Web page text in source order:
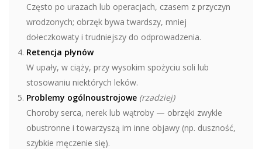
Często po urazach lub operacjach, czasem z przyczyn
wrodzonych; obrzęk bywa twardszy, mniej
dołeczkowaty i trudniejszy do odprowadzenia.
Retencja płynów
W upały, w ciąży, przy wysokim spożyciu soli lub
stosowaniu niektórych leków.
Problemy ogólnoustrojowe (rzadziej)
Choroby serca, nerek lub wątroby — obrzęki zwykle
obustronne i towarzyszą im inne objawy (np. duszność,
szybkie męczenie się).